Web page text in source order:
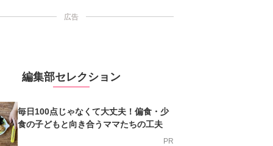
広告
編集部セレクション
毎日100点じゃなくて大丈夫！偏食・少
食の子どもと向き合うママたちの工夫
PR